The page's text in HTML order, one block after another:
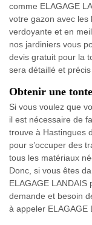
comme ELAGAGE
votre gazon avec les
verdoyante et en
nos jardiniers vous
devis gratuit pour la
sera détaillé et
Obtenir une
Si vous voulez que
il est nécessaire de
trouve à Hastingues
pour s’occuper des
tous les matériaux
Donc, si vous êtes
ELAGAGE
demande et besoin
à appeler ELAGAGE